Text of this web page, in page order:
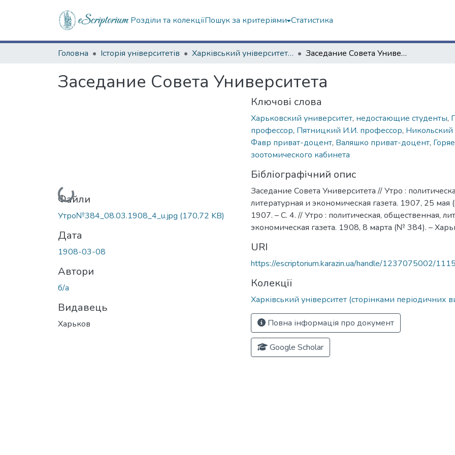
Розділи та колекціїПошук за критеріями Статистика
Головна Історія університетів Харківський університет (сторінками періодичних видань) Заседание Совета Университета
Заседание Совета Университета
Вантажиться...
Файли
Утро№384_08.03.1908_4_u.jpg (170,72 KB)
Дата
1908-03-08
Автори
б/а
Видавець
Харьков
Ключові слова
Харьковский университет, недостающие студенты,
профессор, Пятницкий И.И. профессор,
Фавр приват-доцент, Валяшко приват-доцент,
зоотомического кабинета
Бібліографічний опис
Заседание Совета Университета // Утро :
литературная и экономическая газета. 1907, 25
1907. – С. 4. // Утро : политическая, общественная,
экономическая газета. 1908, 8 марта (№ 384). –
URI
https://escriptorium.karazin.ua/handle/1237075002/
Колекції
Харківський університет (сторінками періодичних
Повна інформація про документ
Google Scholar